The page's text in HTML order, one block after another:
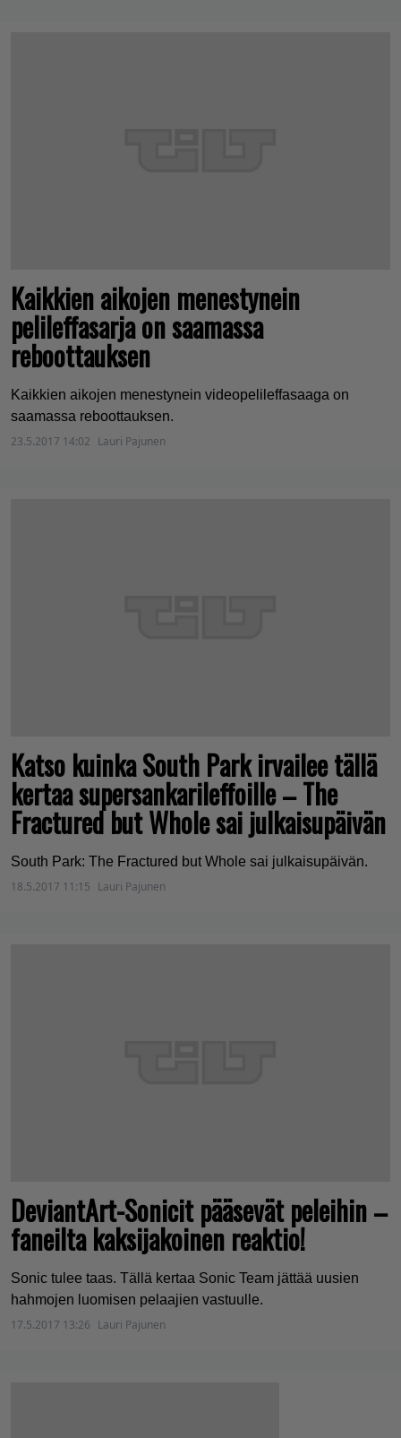
Kaikkien aikojen menestynein
pelileffasarja on saamassa
reboottauksen
Kaikkien aikojen menestynein videopelileffasaaga on
saamassa reboottauksen.
23.5.2017 14:02 Lauri Pajunen
Katso kuinka South Park irvailee tällä
kertaa supersankarileffoille – The
Fractured but Whole sai julkaisupäivän
South Park: The Fractured but Whole sai julkaisupäivän.
18.5.2017 11:15 Lauri Pajunen
DeviantArt-Sonicit pääsevät peleihin –
faneilta kaksijakoinen reaktio!
Sonic tulee taas. Tällä kertaa Sonic Team jättää uusien
hahmojen luomisen pelaajien vastuulle.
17.5.2017 13:26 Lauri Pajunen